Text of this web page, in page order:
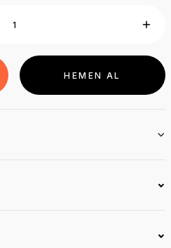
HEMEN AL